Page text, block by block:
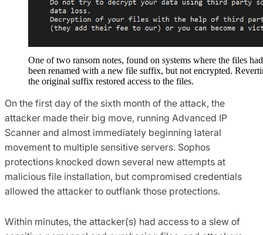
One of two ransom notes, found on systems where the files had
been renamed with a new file suffix, but not encrypted.
the original suffix restored access to the files.
On the first day of the sixth month of the attack, the
attacker made their big move, running Advanced IP
Scanner and almost immediately beginning lateral
movement to multiple sensitive servers. Sophos
protections knocked down several new attempts at
malicious file installation, but compromised credentials
allowed the attacker to outflank those protections.
Within minutes, the attacker(s) had access to a slew of